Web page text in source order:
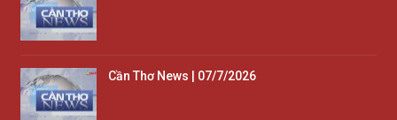
Cần Thơ News | 07/7/2026